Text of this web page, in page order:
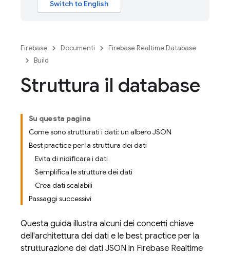
Firebase Documenti
Firebase Realtime Database
Build
Struttura il database
Su questa pagina
Come sono strutturati i dati: un albero JSON
Best practice per la struttura dei dati
Evita di nidificare i dati
Semplifica le strutture dei dati
Crea dati scalabili
Passaggi successivi
Questa guida illustra alcuni dei concetti chiave
dell'architettura dei dati e le best practice per la
strutturazione dei dati JSON in Firebase Realtime